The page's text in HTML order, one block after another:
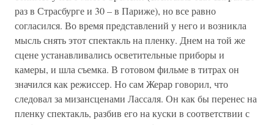
раз в Страсбурге и 30 – в Париже), но все равно
согласился. Во время представлений у него и возникла
мысль снять этот спектакль на пленку. Днем на той же
сцене устанавливались осветительные приборы и
камеры, и шла съемка. В готовом фильме в титрах он
значился как режиссер. Но сам Жерар говорил, что
следовал за мизансценами Лассаля. Он как бы перенес на
пленку спектакль, разбив его на куски в соответствии с